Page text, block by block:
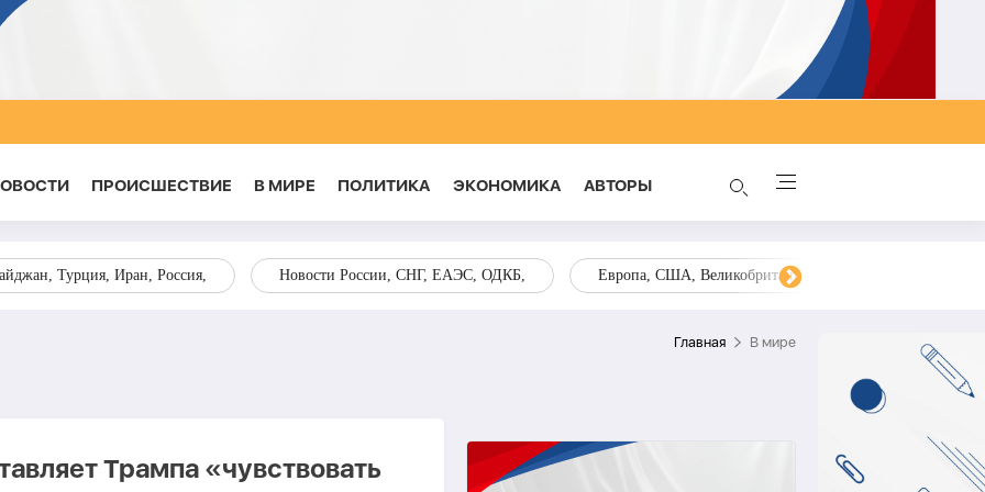
ПРОИСШЕСТВИЕ В МИРЕ ПОЛИТИКА ЭКОНОМИКА AВТОРЫ
Турция, Иран, Россия, Новости России, СНГ, ЕАЭС, ОДКБ, Европа, США, Великобритания, Украина, Запад,
Главная В мире
Трампа «чувствовать